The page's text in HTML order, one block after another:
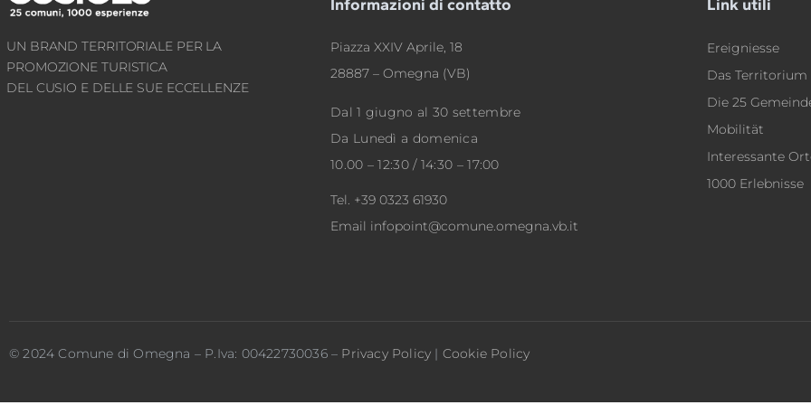
UN BRAND TERRITORIALE PER LA
PROMOZIONE TURISTICA
DEL CUSIO E DELLE SUE ECCELLENZE
Informazioni di contatto
Piazza XXIV Aprile, 18
28887 – Omegna (VB)
Dal 1 giugno al 30 settembre
Da Lunedì a domenica
10.00 – 12:30 / 14:30 – 17:00
Tel. +39 0323 61930
Email infopoint@comune.omegna.vb.it
Link utili
Ereigniesse
Das Territorium
Die 25
Mobilität
Interessante
1000 Erlebnisse
© 2024 Comune di Omegna – P.Iva: 00422730036 – Privacy Policy | Cookie Policy